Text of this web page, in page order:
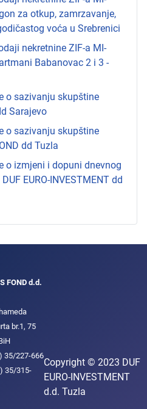
za otkup, zamrzavanje,
voća u Srebrenici
nekretnine ZIF-a MI-
Babanovac 2 i 3 -
o sazivanju skupštine
Sarajevo
o sazivanju skupštine
dd Tuzla
o izmjeni i dopuni dnevnog
EURO-INVESTMENT dd
FOND d.d.
br.1, 75
35/227-666
35/315-
Copyright © 2023 DUF
EURO-INVESTMENT
d.d. Tuzla